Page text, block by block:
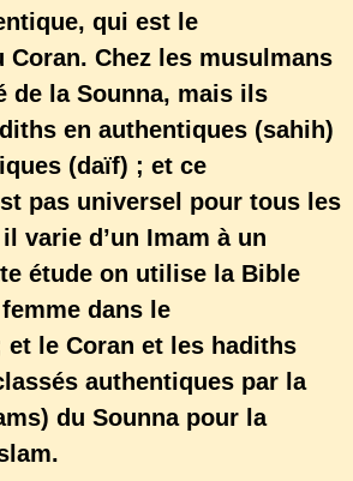
qui est le
Coran. Chez les musulmans
de la Sounna, mais ils
en authentiques (sahih)
(daïf) ; et ce
pas universel pour tous les
varie d’un Imam à un
étude on utilise la Bible
dans le
le Coran et les hadiths
authentiques par la
du Sounna pour la